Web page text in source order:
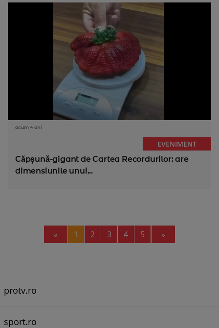
acum 4 ani
EVENIMENT
Căpșună-gigant de Cartea Recordurilor: are
dimensiunile unui...
« Previous
1 2 3 4 5 »
protv.ro
sport.ro